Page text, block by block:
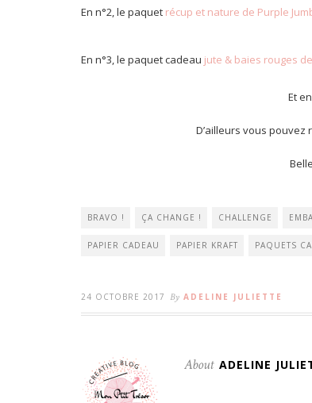
En n°2, le paquet récup et nature de Purple
En n°3, le paquet cadeau jute & baies rouges
Et
D’ailleurs vous pouvez
BRAVO ! ÇA CHANGE ! CHALLENGE
PAPIER CADEAU PAPIER KRAFT PAQUETS
24 OCTOBRE 2017 By ADELINE JULIETTE
About ADELINE